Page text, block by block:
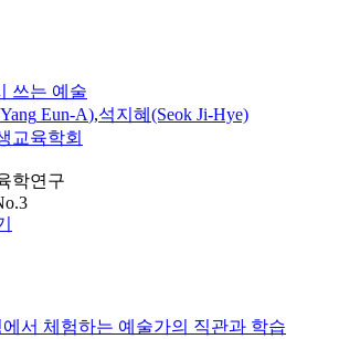
쓰는 예술
Yang Eun-A),석지혜(Seok Ji-Hye)
교육학회
학연구
서 체험하는 예술가의 직관과 학습